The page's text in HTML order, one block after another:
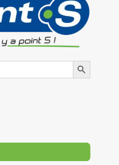
Search Button